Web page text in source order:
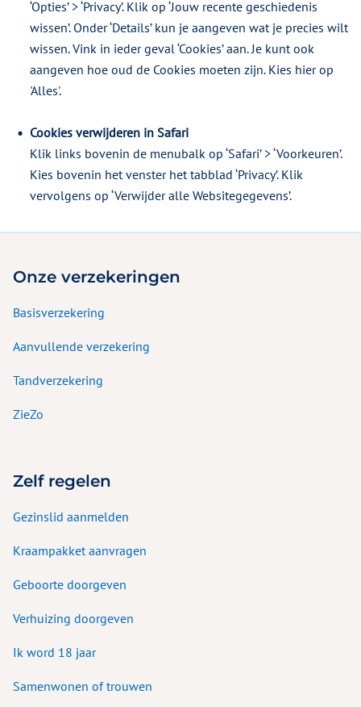
‘Opties’ > ‘Privacy’. Klik op ‘Jouw recente geschiedenis
wissen’. Onder ‘Details’ kun je aangeven wat je precies wilt
wissen. Vink in ieder geval ‘Cookies’ aan. Je kunt ook
aangeven hoe oud de Cookies moeten zijn. Kies hier op
'Alles'.
Cookies verwijderen in Safari
Klik links bovenin de menubalk op ‘Safari’ > ‘Voorkeuren’.
Kies bovenin het venster het tabblad ‘Privacy’. Klik
vervolgens op ‘Verwijder alle Websitegegevens’.
Onze verzekeringen
Basisverzekering
Aanvullende verzekering
Tandverzekering
ZieZo
Zelf regelen
Gezinslid aanmelden
Kraampakket aanvragen
Geboorte doorgeven
Verhuizing doorgeven
Ik word 18 jaar
Samenwonen of trouwen